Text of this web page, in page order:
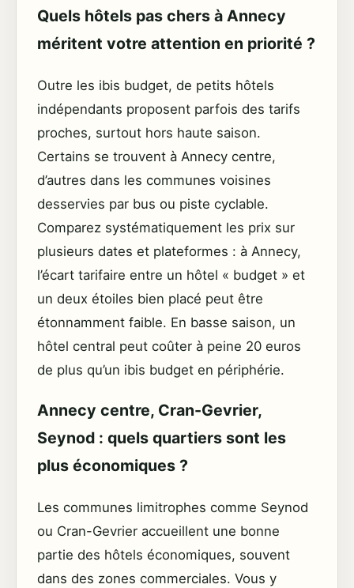
Quels hôtels pas chers à Annecy
méritent votre attention en priorité ?
Outre les ibis budget, de petits hôtels
indépendants proposent parfois des tarifs
proches, surtout hors haute saison.
Certains se trouvent à Annecy centre,
d’autres dans les communes voisines
desservies par bus ou piste cyclable.
Comparez systématiquement les prix sur
plusieurs dates et plateformes : à Annecy,
l’écart tarifaire entre un hôtel « budget » et
un deux étoiles bien placé peut être
étonnamment faible. En basse saison, un
hôtel central peut coûter à peine 20 euros
de plus qu’un ibis budget en périphérie.
Annecy centre, Cran-Gevrier,
Seynod : quels quartiers sont les
plus économiques ?
Les communes limitrophes comme Seynod
ou Cran-Gevrier accueillent une bonne
partie des hôtels économiques, souvent
dans des zones commerciales. Vous y